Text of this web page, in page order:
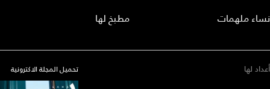
نساء ملهمات
مطبخ لها
أعداد لها
تحميل المجلة الاكترونية